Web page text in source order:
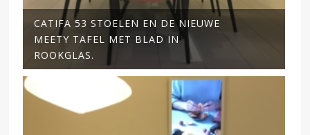
CATIFA 53 STOELEN EN DE NIEUWE
MEETY TAFEL MET BLAD IN
ROOKGLAS.